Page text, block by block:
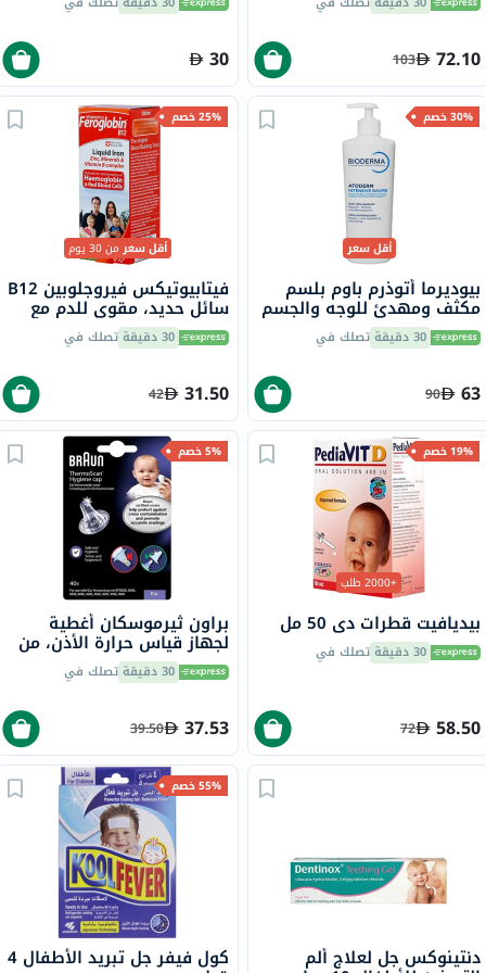
72.10
103
30
30% خصم
أقل سعر
بيوديرما أتوذرم باوم بلسم
مكثف ومهدئ للوجه والجسم
500 مل 30 دقيقة تصلك في
63
90
25% خصم
أقل سعرمن 30 يوم
فيتابيوتيكس فيروجلوبين B12
سائل حديد، مقوي للدم مع
المعادن وفيتامينات B المركب
200 مل 30 دقيقة تصلك في
31.50
42
19% خصم
+2000 طلب
بيديافيت قطرات دي 50 مل
30 دقيقة تصلك في
58.50
72
5% خصم
براون ثيرموسكان أغطية
لجهاز قياس حرارة الأذن، من
40 30 دقيقة تصلك في
37.53
39.50
دنتينوكس جل لعلاج ألم
55% خصم
كول فيفر جل تبريد الأطفال 4